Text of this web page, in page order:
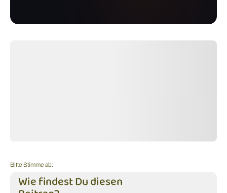
Bitte Stimme ab:
Wie findest Du diesen